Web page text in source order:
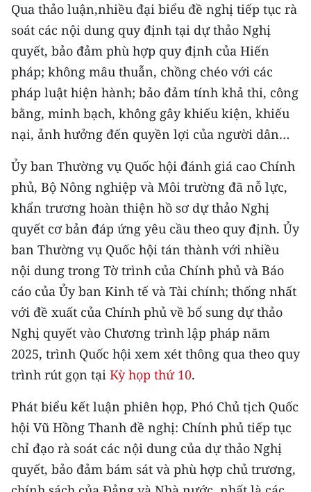
Bắc Trung Bộ
Duyên hải Nam Trung Bộ và Tây
Nguyên
Đông Nam Bộ
Đồng bằng sông Cửu Long
Chuyên trang TP. Hồ Chí Minh
CHUYÊN ĐỀ
CÁC CHUYÊN TRANG
VỀ BÁO NHÂN DÂN
THỜI NAY
NHÂN DÂN CUỐI TUẦN
MUA BÁO
ĐỌC BÁO IN
Qua thảo luận,nhiều đại biểu đề nghị tiếp tục rà
soát các nội dung quy định tại dự thảo Nghị
quyết, bảo đảm phù hợp quy định của Hiến
pháp; không mâu thuẫn, chồng chéo với các
pháp luật hiện hành; bảo đảm tính khả thi, công
bằng, minh bạch, không gây khiếu kiện, khiếu
nại, ảnh hưởng đến quyền lợi của người dân…
Ủy ban Thường vụ Quốc hội đánh giá cao Chính
phủ, Bộ Nông nghiệp và Môi trường đã nỗ lực,
khẩn trương hoàn thiện hồ sơ dự thảo Nghị
quyết cơ bản đáp ứng yêu cầu theo quy định. Ủy
ban Thường vụ Quốc hội tán thành với nhiều
nội dung trong Tờ trình của Chính phủ và Báo
cáo của Ủy ban Kinh tế và Tài chính; thống nhất
với đề xuất của Chính phủ về bổ sung dự thảo
Nghị quyết vào Chương trình lập pháp năm
2025, trình Quốc hội xem xét thông qua theo quy
trình rút gọn tại Kỳ họp thứ 10.
Phát biểu kết luận phiên họp, Phó Chủ tịch Quốc
hội Vũ Hồng Thanh đề nghị: Chính phủ tiếp tục
chỉ đạo rà soát các nội dung của dự thảo Nghị
quyết, bảo đảm bám sát và phù hợp chủ trương,